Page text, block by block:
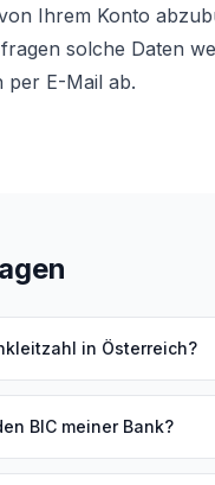
Ihrem Konto
solche Daten
per E-Mail ab.
in Österreich?
BIC meiner Bank?